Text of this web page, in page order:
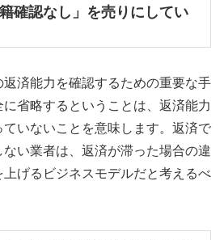
確認なし」を売りにしてい
済能力を確認するための重要な手
省略するということは、返済能力
いないことを意味します。返済で
い業者は、返済が滞った場合の違
げるビジネスモデルだと考えるべ